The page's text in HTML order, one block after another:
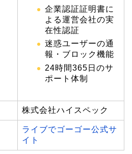
企業認証証明書に
よる運営会社の実
在性認証
迷惑ユーザーの通
報・ブロック機能
24時間365日のサ
ポート体制
株式会社ハイスペック
ライブでゴーゴー公式サ
イト